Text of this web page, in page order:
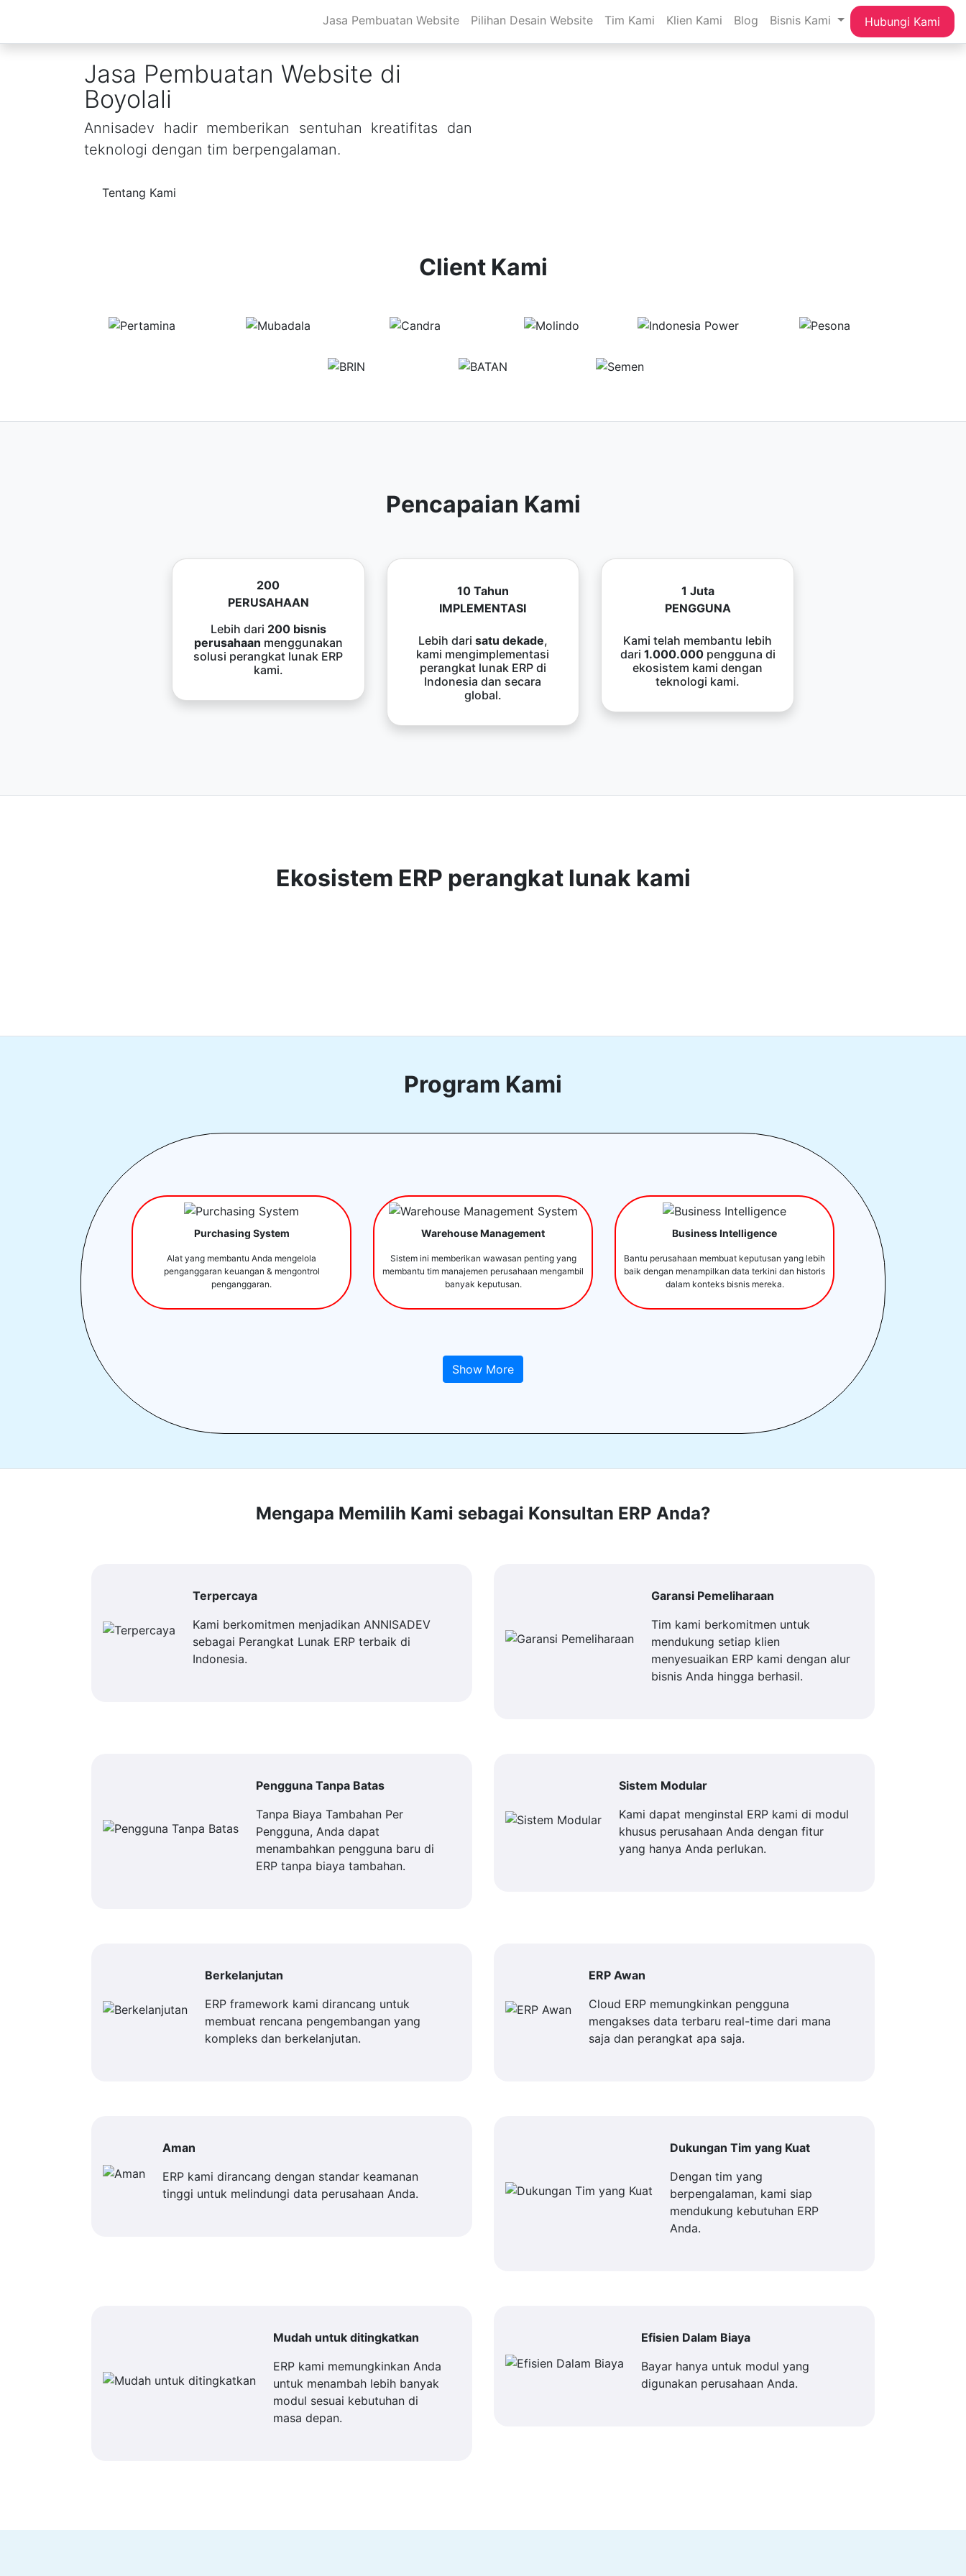
Jasa Pembuatan Website Pilihan Desain Website Tim Kami Klien Kami Blog Bisnis Kami Hubungi Kami
Jasa Pembuatan Website di
Boyolali
Annisadev hadir memberikan sentuhan kreatifitas dan
teknologi dengan tim berpengalaman.
Tentang Kami
Client Kami
Pencapaian Kami
200
PERUSAHAAN
Lebih dari 200 bisnis
perusahaan menggunakan
solusi perangkat lunak ERP
kami.
10 Tahun
IMPLEMENTASI
Lebih dari satu dekade,
kami mengimplementasi
perangkat lunak ERP di
Indonesia dan secara
global.
1 Juta
PENGGUNA
Kami telah membantu lebih
dari 1.000.000pengguna di
ekosistem kami dengan
teknologi kami.
Ekosistem ERP perangkat lunak kami
Program Kami
Purchasing System
Alat yang membantu Anda mengelola
penganggaran keuangan & mengontrol
penganggaran.
Warehouse Management
Sistem ini memberikan wawasan penting yang
membantu tim manajemen perusahaan mengambil
banyak keputusan.
Business Intelligence
Bantu perusahaan membuat keputusan yang lebih
baik dengan menampilkan data terkini dan historis
dalam konteks bisnis mereka.
Show More
Mengapa Memilih Kami sebagai Konsultan ERP Anda?
Terpercaya
Kami berkomitmen menjadikan ANNISADEV
sebagai Perangkat Lunak ERP terbaik di
Indonesia.
Garansi Pemeliharaan
Tim kami berkomitmen untuk
mendukung setiap klien
menyesuaikan ERP kami dengan alur
bisnis Anda hingga berhasil.
Pengguna Tanpa Batas
Tanpa Biaya Tambahan Per
Pengguna, Anda dapat
menambahkan pengguna baru di
ERP tanpa biaya tambahan.
Sistem Modular
Kami dapat menginstal ERP kami di modul
khusus perusahaan Anda dengan fitur
yang hanya Anda perlukan.
Berkelanjutan
ERP framework kami dirancang untuk
membuat rencana pengembangan yang
kompleks dan berkelanjutan.
ERP Awan
Cloud ERP memungkinkan pengguna
mengakses data terbaru real-time dari mana
saja dan perangkat apa saja.
Aman
ERP kami dirancang dengan standar keamanan
tinggi untuk melindungi data perusahaan Anda.
Dukungan Tim yang Kuat
Dengan tim yang
berpengalaman, kami siap
mendukung kebutuhan ERP
Anda.
Mudah untuk ditingkatkan
ERP kami memungkinkan Anda
untuk menambah lebih banyak
modul sesuai kebutuhan di
masa depan.
Efisien Dalam Biaya
Bayar hanya untuk modul yang
digunakan perusahaan Anda.